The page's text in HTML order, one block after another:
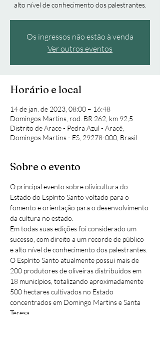
alto nível de conhecimento dos palestrantes.
Os ingressos não estão à venda
Ver outros eventos
Horário e local
14 de jan. de 2023, 08:00 – 16:48
Domingos Martins, rod. BR 262, km 92,5
Distrito de Arace - Pedra Azul - Aracê,
Domingos Martins - ES, 29278-000, Brasil
Sobre o evento
O principal evento sobre olivicultura do
Estado do Espírito Santo voltado para o
fomento e orientação para o desenvolvimento
da cultura no estado.
Em todas suas edições foi considerado um
sucesso, com direito a um recorde de público
e alto nível de conhecimento dos palestrantes.
O Espírito Santo atualmente possui mais de
200 produtores de oliveiras distribuídos em
18 municípios, totalizando aproximadamente
500 hectares cultivados no Estado
concentrados em Domingo Martins e Santa
Teresa.